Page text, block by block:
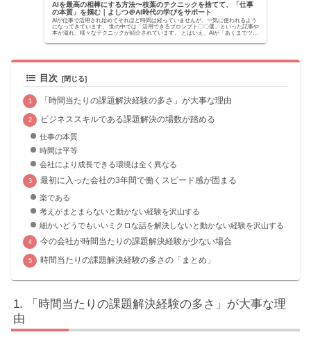
AIを最高の相棒にする方法〜枝葉のテクニックを捨てて、「仕事
の本質」を掴む｜よしつ＠AI時代の学びをサポート
AIが仕事で活用され始めてそれほど時間は経っていませんが、一気に使われるよう
になってきています。 世の中では「活用できるプロンプト〇〇選」といった記事や
本が溢れ、様々なテクニックが紹介されています。 とはいえ、AIが「あくまでツー
目次
「時間当たりの課題解決経験の多さ」が大事な理由
ビジネススキルである課題解決の場数が踏める
仕事の本質
時間は平等
会社により成長できる環境は全く異なる
最初に入った会社の3年間で働くスピード感が固まる
楽である
考えがまとまらないと動かない経験を沢山する
細かいどうでもいいミクロな話を解決しないと動かない経験を沢山する
今の会社が時間当たりの課題解決経験が少ない場合
時間当たりの課題解決経験の多さの「まとめ」
「時間当たりの課題解決経験の多さ」が大事な理
由